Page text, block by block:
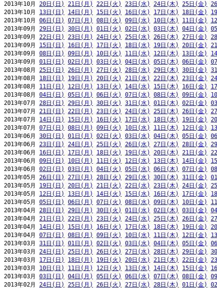
2013年10月 20日(日) 21日(月) 22日(火) 23日(水) 24日(木) 25日(金)
2013年10月 13日(日) 14日(月) 15日(火) 16日(水) 17日(木) 18日(金)
2013年10月 06日(日) 07日(月) 08日(火) 09日(水) 10日(木) 11日(金)
2013年09月 29日(日) 30日(月) 01日(火) 02日(水) 03日(木) 04日(金)
2013年09月 22日(日) 23日(月) 24日(火) 25日(水) 26日(木) 27日(金)
2013年09月 15日(日) 16日(月) 17日(火) 18日(水) 19日(木) 20日(金)
2013年09月 08日(日) 09日(月) 10日(火) 11日(水) 12日(木) 13日(金)
2013年09月 01日(日) 02日(月) 03日(火) 04日(水) 05日(木) 06日(金)
2013年08月 25日(日) 26日(月) 27日(火) 28日(水) 29日(木) 30日(金)
2013年08月 18日(日) 19日(月) 20日(火) 21日(水) 22日(木) 23日(金)
2013年08月 11日(日) 12日(月) 13日(火) 14日(水) 15日(木) 16日(金)
2013年08月 04日(日) 05日(月) 06日(火) 07日(水) 08日(木) 09日(金)
2013年07月 28日(日) 29日(月) 30日(火) 31日(水) 01日(木) 02日(金)
2013年07月 21日(日) 22日(月) 23日(火) 24日(水) 25日(木) 26日(金)
2013年07月 14日(日) 15日(月) 16日(火) 17日(水) 18日(木) 19日(金)
2013年07月 07日(日) 08日(月) 09日(火) 10日(水) 11日(木) 12日(金)
2013年06月 30日(日) 01日(月) 02日(火) 03日(水) 04日(木) 05日(金)
2013年06月 23日(日) 24日(月) 25日(火) 26日(水) 27日(木) 28日(金)
2013年06月 16日(日) 17日(月) 18日(火) 19日(水) 20日(木) 21日(金)
2013年06月 09日(日) 10日(月) 11日(火) 12日(水) 13日(木) 14日(金)
2013年06月 02日(日) 03日(月) 04日(火) 05日(水) 06日(木) 07日(金)
2013年05月 26日(日) 27日(月) 28日(火) 29日(水) 30日(木) 31日(金)
2013年05月 19日(日) 20日(月) 21日(火) 22日(水) 23日(木) 24日(金)
2013年05月 12日(日) 13日(月) 14日(火) 15日(水) 16日(木) 17日(金)
2013年05月 05日(日) 06日(月) 07日(火) 08日(水) 09日(木) 10日(金)
2013年04月 28日(日) 29日(月) 30日(火) 01日(水) 02日(木) 03日(金)
2013年04月 21日(日) 22日(月) 23日(火) 24日(水) 25日(木) 26日(金)
2013年04月 14日(日) 15日(月) 16日(火) 17日(水) 18日(木) 19日(金)
2013年04月 07日(日) 08日(月) 09日(火) 10日(水) 11日(木) 12日(金)
2013年03月 31日(日) 01日(月) 02日(火) 03日(水) 04日(木) 05日(金)
2013年03月 24日(日) 25日(月) 26日(火) 27日(水) 28日(木) 29日(金)
2013年03月 17日(日) 18日(月) 19日(火) 20日(水) 21日(木) 22日(金)
2013年03月 10日(日) 11日(月) 12日(火) 13日(水) 14日(木) 15日(金)
2013年03月 03日(日) 04日(月) 05日(火) 06日(水) 07日(木) 08日(金)
2013年02月 24日(日) 25日(月) 26日(火) 27日(水) 28日(木) 01日(金)